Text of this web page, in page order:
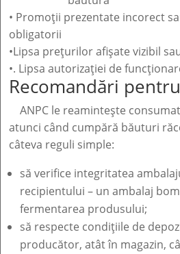
• Promoții prezentate incorect
obligatorii
•Lipsa prețurilor afișate vizibil
•. Lipsa autorizației de
Recomandări
ANPC le reamintește
atunci când cumpără băuturi
câteva reguli simple:
să verifice integritatea
recipientului – un ambalaj
fermentarea produsului;
să respecte condițiile de
producător, atât în magazin,